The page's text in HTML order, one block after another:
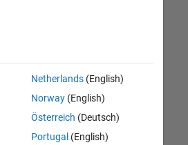
Netherlands(English)
Norway(English)
Österreich (Deutsch)
Portugal (English)